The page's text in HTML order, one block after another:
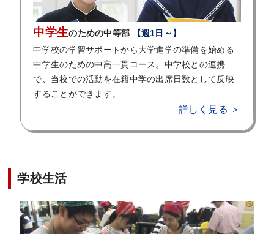
中学生のための中等部
【週1日～】
中学校の学習サポートから大学進学の準備を始める
中学生のための中高一貫コース。中学校との連携
で、当校での活動を在籍中学の出席日数として反映
することができます。
詳しく見る ＞
学校生活